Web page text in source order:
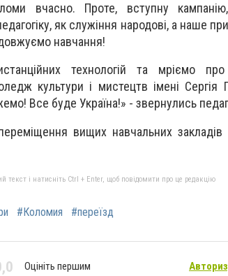
вчасно. Проте, вступну
як служіння народові, а наше
навчання!
технологій та мріємо
культури і мистецтв імені
Все буде Україна!» - звернулись
вищих навчальних закладів
текст і натисніть Ctrl + Enter, щоб повідомити про це редакцію
#Коломия #переїзд
Оцініть першим